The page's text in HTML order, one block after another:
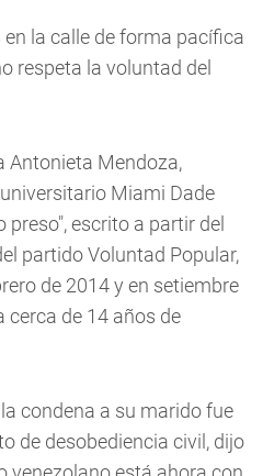
la calle de forma pacífica
respeta la voluntad del
Antonieta Mendoza,
Miami Dade
preso", escrito a partir del
partido Voluntad Popular,
de 2014 y en setiembre
cerca de 14 años de
condena a su marido fue
de desobediencia civil, dijo